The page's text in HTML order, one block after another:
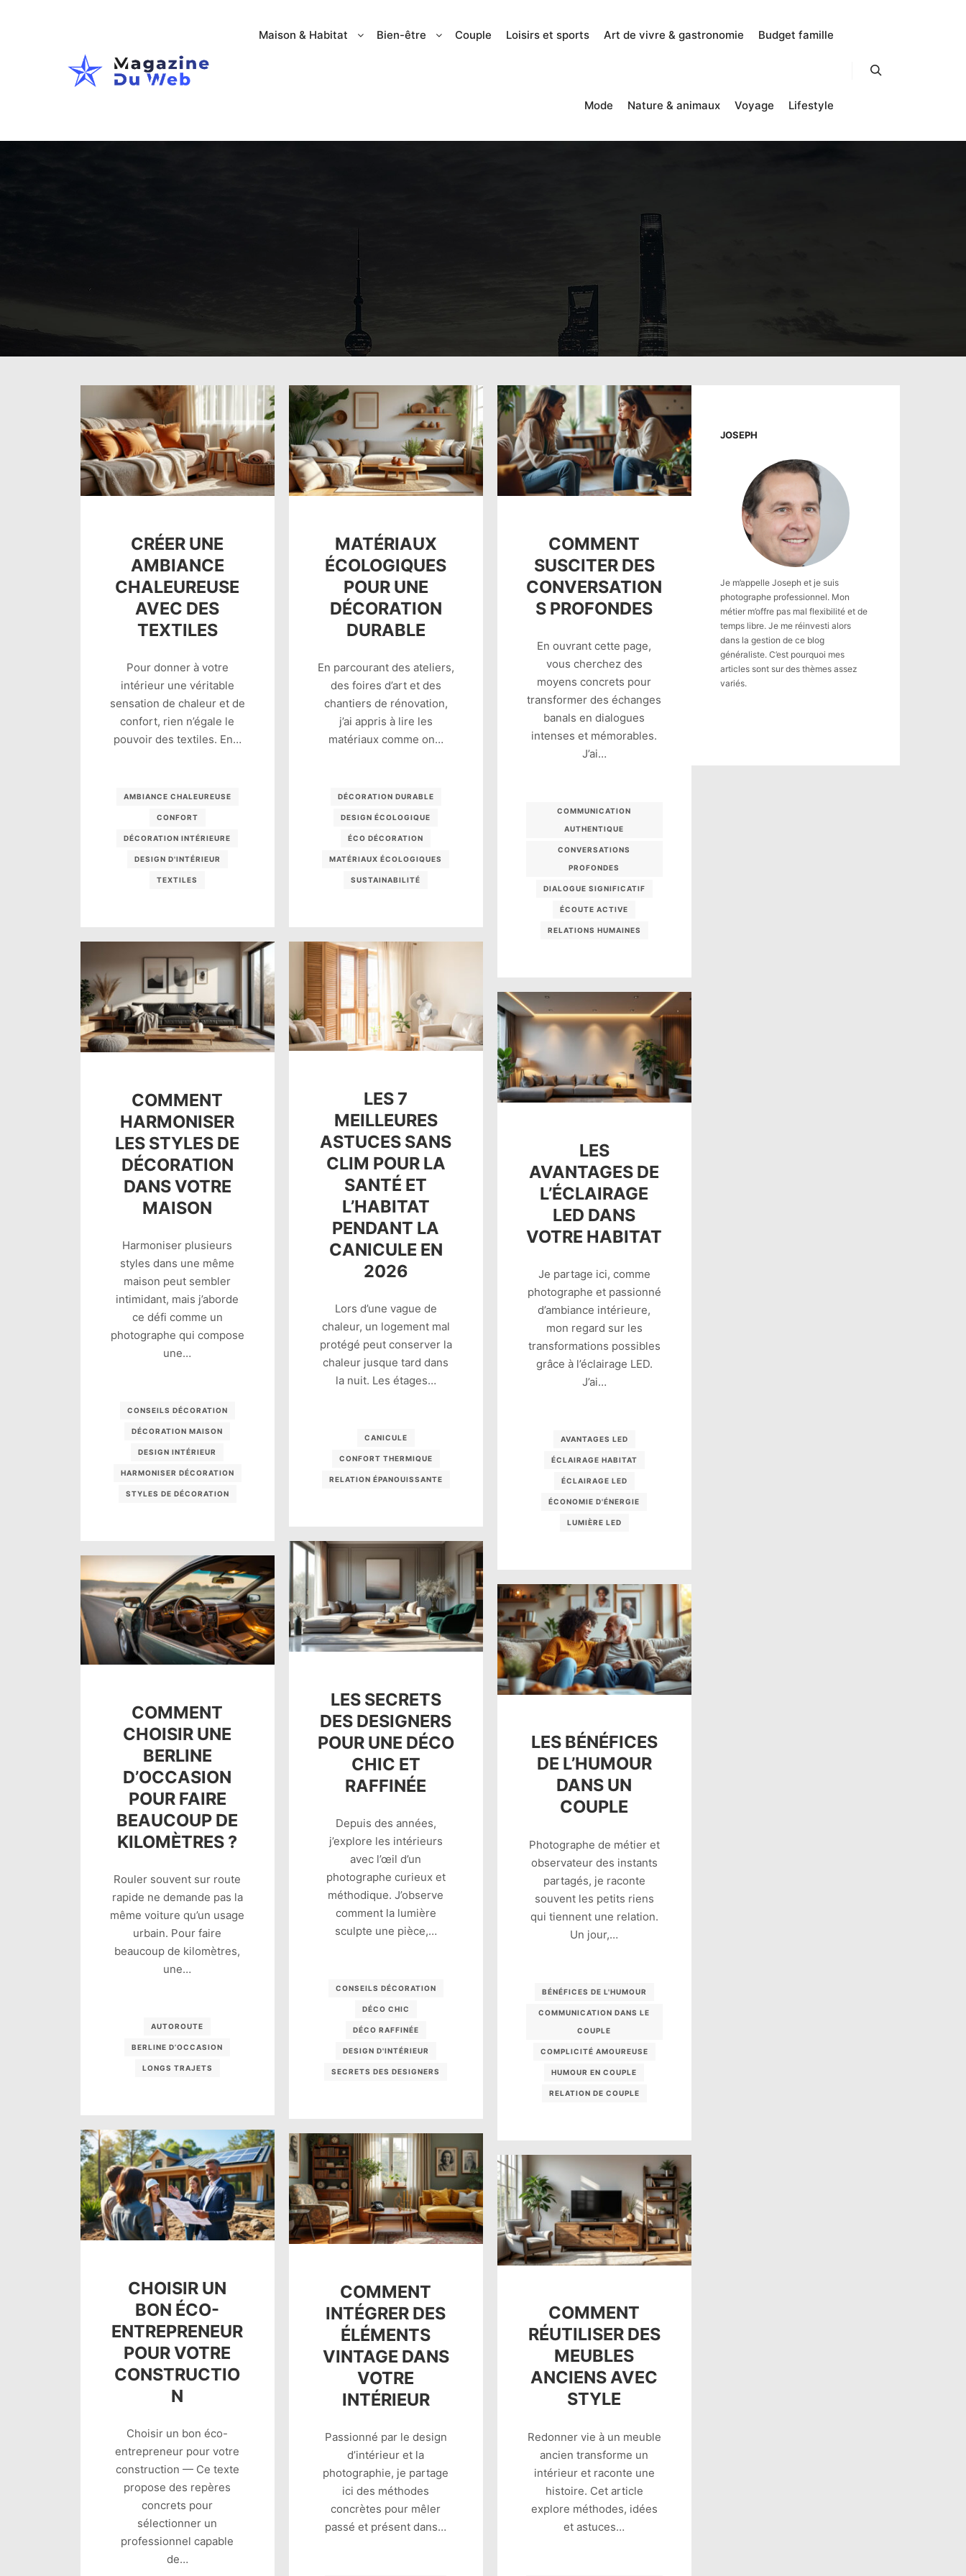
Maison & Habitat Bien-être Couple Loisirs et sports Art de vivre & gastronomie Budget famille
Mode Nature & animaux Voyage Lifestyle
CRÉER UNE
AMBIANCE
CHALEUREUSE
AVEC DES
TEXTILES
Pour donner à votre
intérieur une véritable
sensation de chaleur et de
confort, rien n’égale le
pouvoir des textiles. En…
AMBIANCE CHALEUREUSE
CONFORT
DÉCORATION INTÉRIEURE
DESIGN D'INTÉRIEUR
TEXTILES
MATÉRIAUX
ÉCOLOGIQUES
POUR UNE
DÉCORATION
DURABLE
En parcourant des ateliers,
des foires d’art et des
chantiers de rénovation,
j’ai appris à lire les
matériaux comme on…
DÉCORATION DURABLE
DESIGN ÉCOLOGIQUE
ÉCO DÉCORATION
MATÉRIAUX ÉCOLOGIQUES
SUSTAINABILITÉ
COMMENT
SUSCITER DES
CONVERSATION
S PROFONDES
En ouvrant cette page,
vous cherchez des
moyens concrets pour
transformer des échanges
banals en dialogues
intenses et mémorables.
J’ai…
COMMUNICATION
AUTHENTIQUE
CONVERSATIONS
PROFONDES
DIALOGUE SIGNIFICATIF
ÉCOUTE ACTIVE
RELATIONS HUMAINES
COMMENT
HARMONISER
LES STYLES DE
DÉCORATION
DANS VOTRE
MAISON
Harmoniser plusieurs
styles dans une même
maison peut sembler
intimidant, mais j’aborde
ce défi comme un
photographe qui compose
une…
CONSEILS DÉCORATION
DÉCORATION MAISON
DESIGN INTÉRIEUR
HARMONISER DÉCORATION
STYLES DE DÉCORATION
LES 7
MEILLEURES
ASTUCES SANS
CLIM POUR LA
SANTÉ ET
L’HABITAT
PENDANT LA
CANICULE EN
2026
Lors d’une vague de
chaleur, un logement mal
protégé peut conserver la
chaleur jusque tard dans
la nuit. Les étages…
CANICULE
CONFORT THERMIQUE
RELATION ÉPANOUISSANTE
LES
AVANTAGES DE
L’ÉCLAIRAGE
LED DANS
VOTRE HABITAT
Je partage ici, comme
photographe et passionné
d’ambiance intérieure,
mon regard sur les
transformations possibles
grâce à l’éclairage LED.
J’ai…
AVANTAGES LED
ÉCLAIRAGE HABITAT
ÉCLAIRAGE LED
ÉCONOMIE D'ÉNERGIE
LUMIÈRE LED
LES SECRETS
DES DESIGNERS
POUR UNE DÉCO
CHIC ET
RAFFINÉE
Depuis des années,
j’explore les intérieurs
avec l’œil d’un
photographe curieux et
méthodique. J’observe
comment la lumière
sculpte une pièce,…
CONSEILS DÉCORATION
DÉCO CHIC
DÉCO RAFFINÉE
DESIGN D'INTÉRIEUR
SECRETS DES DESIGNERS
COMMENT
CHOISIR UNE
BERLINE
D’OCCASION
POUR FAIRE
BEAUCOUP DE
KILOMÈTRES ?
Rouler souvent sur route
rapide ne demande pas la
même voiture qu’un usage
urbain. Pour faire
beaucoup de kilomètres,
une…
AUTOROUTE
BERLINE D’OCCASION
LONGS TRAJETS
LES BÉNÉFICES
DE L’HUMOUR
DANS UN
COUPLE
Photographe de métier et
observateur des instants
partagés, je raconte
souvent les petits riens
qui tiennent une relation.
Un jour,…
BÉNÉFICES DE L'HUMOUR
COMMUNICATION DANS LE
COUPLE
COMPLICITÉ AMOUREUSE
HUMOUR EN COUPLE
RELATION DE COUPLE
CHOISIR UN
BON ÉCO-
ENTREPRENEUR
POUR VOTRE
CONSTRUCTIO
N
Choisir un bon éco-
entrepreneur pour votre
construction — Ce texte
propose des repères
concrets pour
sélectionner un
professionnel capable
de…
COMMENT
INTÉGRER DES
ÉLÉMENTS
VINTAGE DANS
VOTRE
INTÉRIEUR
Passionné par le design
d’intérieur et la
photographie, je partage
ici des méthodes
concrètes pour mêler
passé et présent dans…
COMMENT
RÉUTILISER DES
MEUBLES
ANCIENS AVEC
STYLE
Redonner vie à un meuble
ancien transforme un
intérieur et raconte une
histoire. Cet article
explore méthodes, idées
et astuces…
JOSEPH
Je m’appelle Joseph et je suis
photographe professionnel. Mon
métier m’offre pas mal flexibilité et de
temps libre. Je me réinvesti alors
dans la gestion de ce blog
généraliste. C’est pourquoi mes
articles sont sur des thèmes assez
variés.